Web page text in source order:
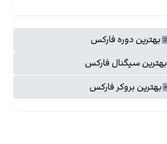
بهترین دوره فارکس
بهترین سیگنال فارکس
بهترین بروکر فارکس